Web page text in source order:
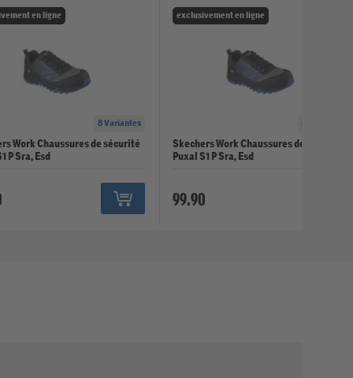
en ligne
8 Variantes
Work Chaussures de sécurité
P Sra, Esd
exclusivement en ligne
8 Variantes
Skechers Work Chaussures de sécurité
Puxal S1 P Sra, Esd
99.90